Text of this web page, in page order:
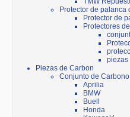
Protector de palanca
Protector de
Protectores
piezas
Piezas de Carbon
Conjunto de Carbono
Aprilia
BMW
Buell
Honda